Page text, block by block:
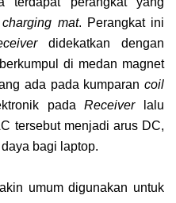
charging mat. Perangkat ini
didekatkan dengan
di medan magnet
ada pada kumparan coil
padaReceiver
lalu
tersebut menjadi arus DC,
bagi laptop.
umum digunakan untuk